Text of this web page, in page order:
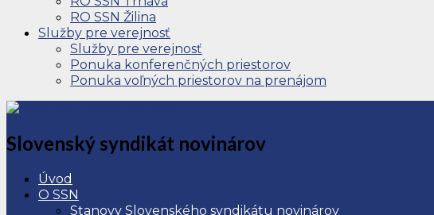
RO SSN Žilina
Služby pre verejnosť
Služby pre verejnosť
Ponuka konferenčných priestorov
Ponuka voľných priestorov na prenájom
Slovenský syndikát novinárov
Úvod
O SSN
Stanovy Slovenského syndikátu novinárov